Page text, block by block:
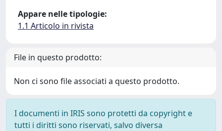
Appare nelle tipologie:
1.1 Articolo in rivista
File in questo prodotto:
Non ci sono file associati a questo prodotto.
I documenti in IRIS sono protetti da copyright e
tutti i diritti sono riservati, salvo diversa